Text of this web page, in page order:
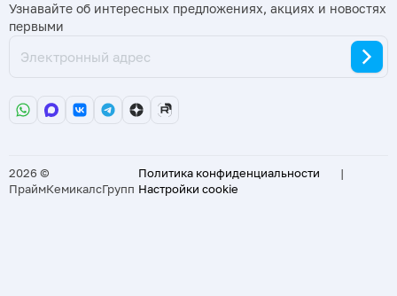
Узнавайте об интересных предложениях, акциях и новостях
первыми
2026 ©
ПраймКемикалсГрупп
Политика конфиденциальности
|
Настройки cookie